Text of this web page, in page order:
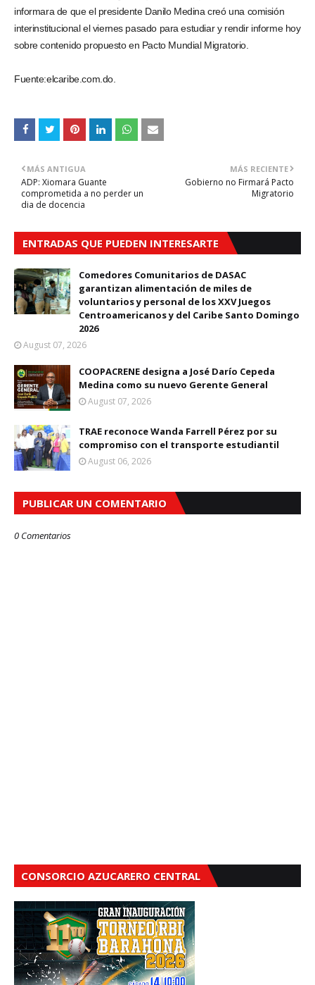
informara de que el presidente Danilo Medina creó una comisión
interinstitucional el viernes pasado para estudiar y rendir informe hoy
sobre contenido propuesto en Pacto Mundial Migratorio.
Fuente:elcaribe.com.do.
MÁS RECIENTE
Gobierno no Firmará Pacto
Migratorio
MÁS ANTIGUA
ADP: Xiomara Guante
comprometida a no perder un
dia de docencia
ENTRADAS QUE PUEDEN INTERESARTE
Comedores Comunitarios de DASAC
garantizan alimentación de miles de
voluntarios y personal de los XXV Juegos
Centroamericanos y del Caribe Santo Domingo
2026
August 07, 2026
COOPACRENE designa a José Darío Cepeda
Medina como su nuevo Gerente General
August 07, 2026
TRAE reconoce Wanda Farrell Pérez por su
compromiso con el transporte estudiantil
August 06, 2026
PUBLICAR UN COMENTARIO
0 Comentarios
CONSORCIO AZUCARERO CENTRAL